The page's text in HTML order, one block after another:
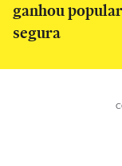
ganhou
segura